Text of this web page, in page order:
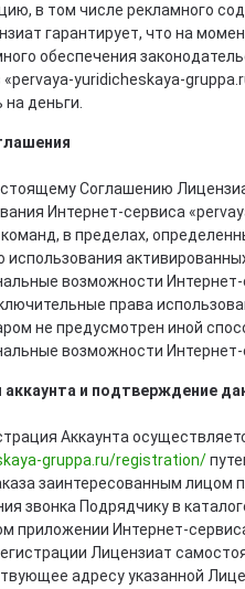
в том числе рекламного
гарантирует, что на
обеспечения
«pervaya-yuridicheskaya-
деньги.
Соглашению
Интернет-сервиса
в пределах,
использования
возможности
права
не предусмотрен иной
возможности
аккаунта и подтверждение
Аккаунта
gruppa.ru/registration/
заинтересованным лицом
звонка Подрядчику в
приложении Интернет-
Лицензиат
адресу указанной